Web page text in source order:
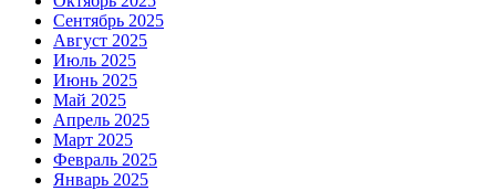
Сентябрь 2025
Август 2025
Июль 2025
Июнь 2025
Май 2025
Апрель 2025
Март 2025
Февраль 2025
Январь 2025